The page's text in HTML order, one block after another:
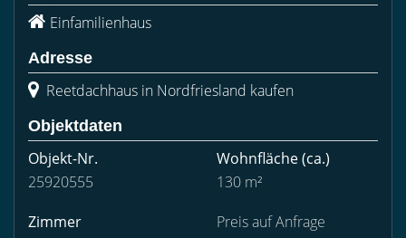
Einfamilienhaus
Adresse
Reetdachhaus in Nordfriesland kaufen
Objektdaten
Objekt-Nr.
25920555
Wohnfläche(ca.)
130 m²
Zimmer
Preis auf Anfrage